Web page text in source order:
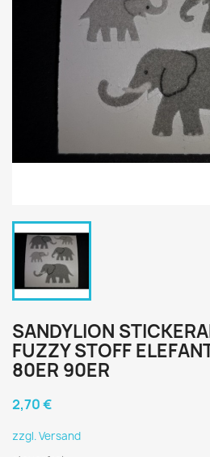
SANDYLION
FUZZY STOFF
80ER 90ER
2,70 €
zzgl. Versand